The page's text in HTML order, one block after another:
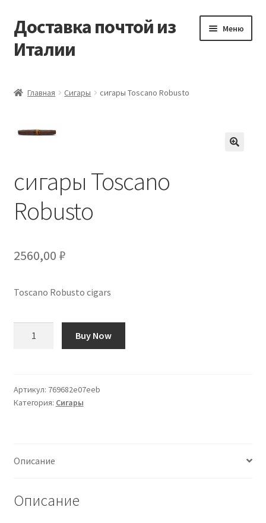
Перейти
к
навигации
Перейти
к
содержимому
Доставка почтой из
Италии
Меню
Корзина
Оформление заказа
Главная Сигары сигары Toscano Robusto
сигары Toscano
Robusto
2560,00 ₽
Toscano Robusto cigars
Robusto
Buy Now
Артикул: 769682e07eeb
Категория: Сигары
Описание
Описание